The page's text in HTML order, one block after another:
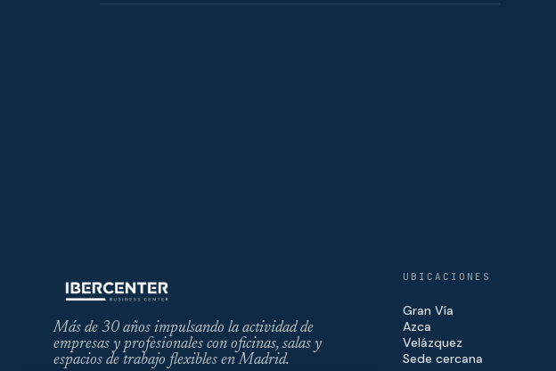
Más de 30 años impulsando la actividad de
empresas y profesionales con oficinas, salas y
espacios de trabajo flexibles en Madrid.
UBICACIONES
Gran Vía
Azca
Velázquez
Sede cercana